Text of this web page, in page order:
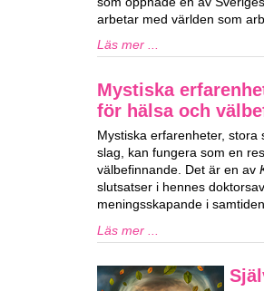
arbetar med världen som
Läs mer ...
Mystiska
för hälsa och
Mystiska erfarenheter, stora
slag, kan fungera som en
välbefinnande. Det är en av
slutsatser i hennes
meningsskapande i
Läs mer ...